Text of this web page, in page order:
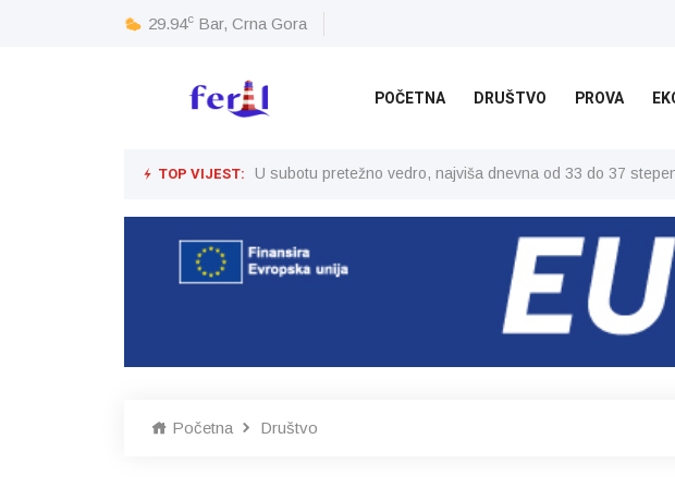
29.94c Bar, Crna Gora
POČETNA DRUŠTVO PROVA
TOP VIJEST: U subotu pretežno vedro, najviša dnevna od 33 do 37
Početna Društvo